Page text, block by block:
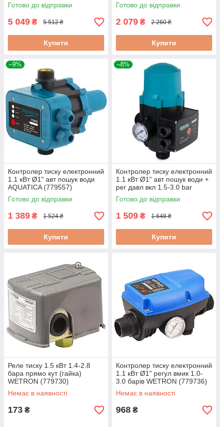
Готово до відправки
5 049 ₴ 5 512 ₴
Купити
Готово до відправки
2 079 ₴ 2 260 ₴
Купити
–9%
Контролер тиску електронний
1.1 кВт Ø1" авт пошук води
AQUATICA (779557)
Готово до відправки
1 389 ₴ 1 524 ₴
Купити
–8%
Контролер тиску електронний
1.1 кВт Ø1" авт пошук води +
рег давл вкл 1.5-3.0 bar
AQUATICA (779534)
Готово до відправки
1 509 ₴ 1 648 ₴
Купити
Реле тиску 1.5 кВт 1.4-2.8
бара прямо кут (гайка)
WETRON (779730)
Немає в наявності
173 ₴
Контролер тиску електронний
1.1 кВт Ø1" регул вмик 1.0-
3.0 барів WETRON (779736)
Немає в наявності
968 ₴